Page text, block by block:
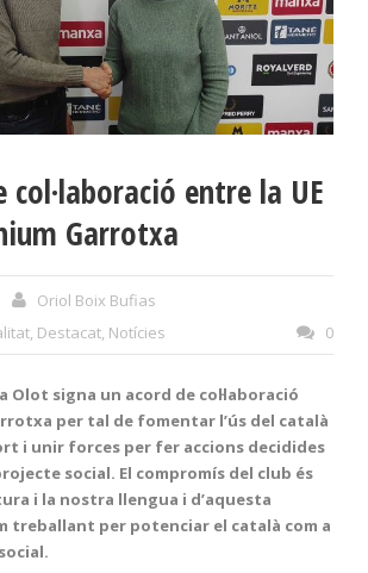
col·laboració entre la UE
Garrotxa
Oriol Boix Bufias
, Destacat, Notícies 0
Olot signa un acord de col·laboració
per tal de fomentar l’ús del català
i unir forces per fer accions decidides
social. El compromís del club és
i la nostra llengua i d’aquesta
treballant per potenciar el català com a